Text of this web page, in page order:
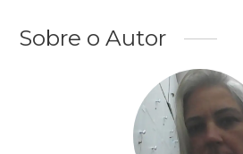
Sobre o Autor